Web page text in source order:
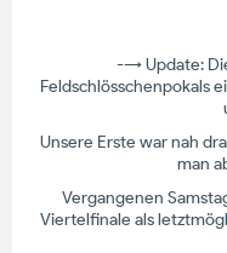
--> Update:
Feldschlösschenpokals
Unsere Erste war nah
man
Vergangenen
Viertelfinale als